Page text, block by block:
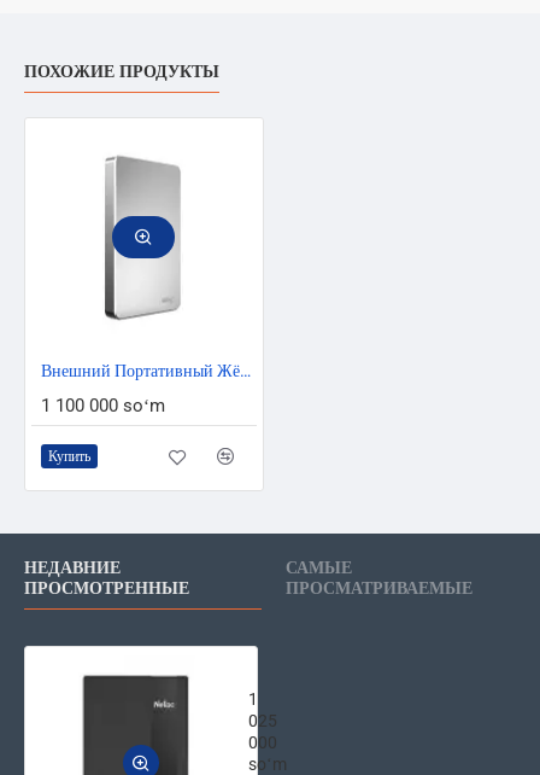
ПОХОЖИЕ ПРОДУКТЫ
Внешний Портативный Жёсткий Диск Netac K330 USB 3 2Тб Метал Серебристый
1 100 000 soʻm
Купить
НЕДАВНИЕ
ПРОСМОТРЕННЫЕ
САМЫЕ
ПРОСМАТРИВАЕМЫЕ
1
025
000
soʻm